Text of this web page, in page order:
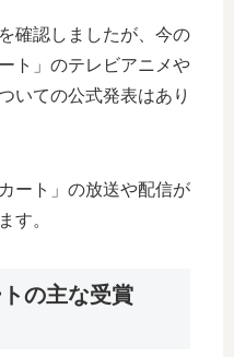
確認しましたが、今の
ト」のテレビアニメや
いての公式発表はあり
ート」の放送や配信が
す。
の主な受賞